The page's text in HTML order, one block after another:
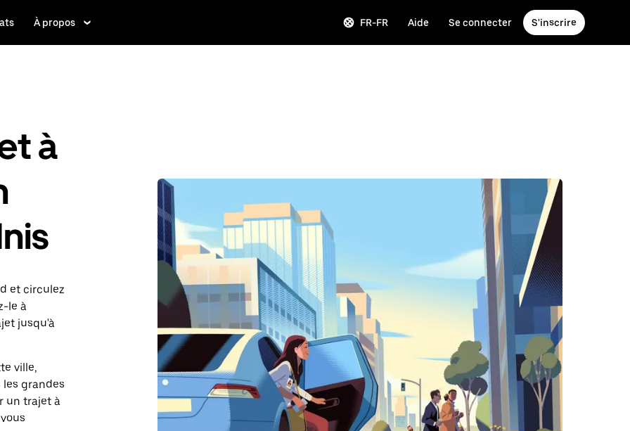
À propos FR-FR Aide Se connecter S'inscrire
à
et circulez
le à
jusqu'à
ville,
grandes
un trajet à